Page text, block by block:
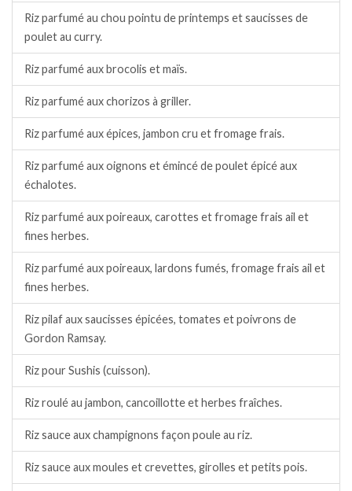
Riz parfumé au chou pointu de printemps et saucisses de
poulet au curry.
Riz parfumé aux brocolis et maïs.
Riz parfumé aux chorizos à griller.
Riz parfumé aux épices, jambon cru et fromage frais.
Riz parfumé aux oignons et émincé de poulet épicé aux
échalotes.
Riz parfumé aux poireaux, carottes et fromage frais ail et
fines herbes.
Riz parfumé aux poireaux, lardons fumés, fromage frais ail et
fines herbes.
Riz pilaf aux saucisses épicées, tomates et poivrons de
Gordon Ramsay.
Riz pour Sushis (cuisson).
Riz roulé au jambon, cancoillotte et herbes fraîches.
Riz sauce aux champignons façon poule au riz.
Riz sauce aux moules et crevettes, girolles et petits pois.